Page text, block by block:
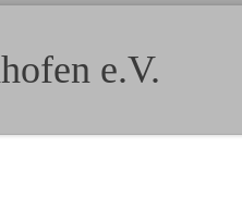
e.V.